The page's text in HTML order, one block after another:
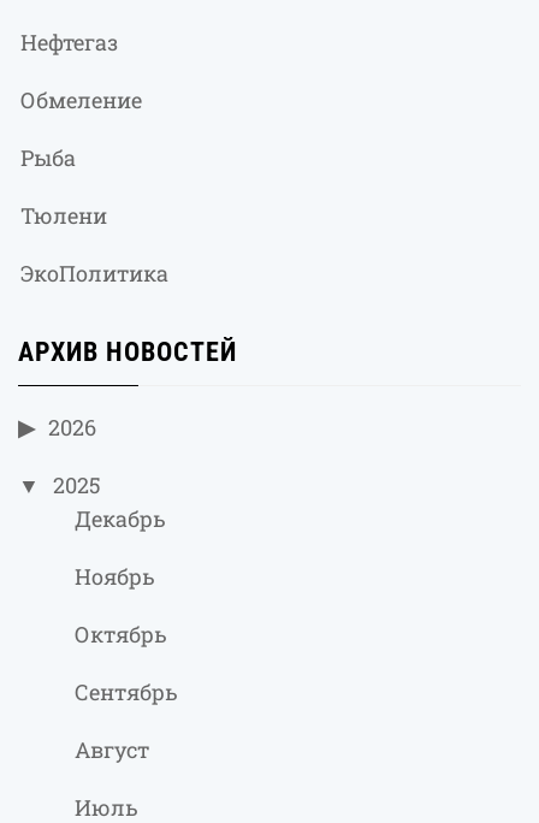
Нефтегаз
Обмеление
Рыба
Тюлени
ЭкоПолитика
АРХИВ НОВОСТЕЙ
2026
2025
Декабрь
Ноябрь
Октябрь
Сентябрь
Август
Июль